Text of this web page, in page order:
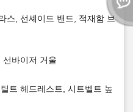
스, 선셰이드 밴드, 적재함 브
선바이저 거울
트 헤드레스트, 시트벨트 높